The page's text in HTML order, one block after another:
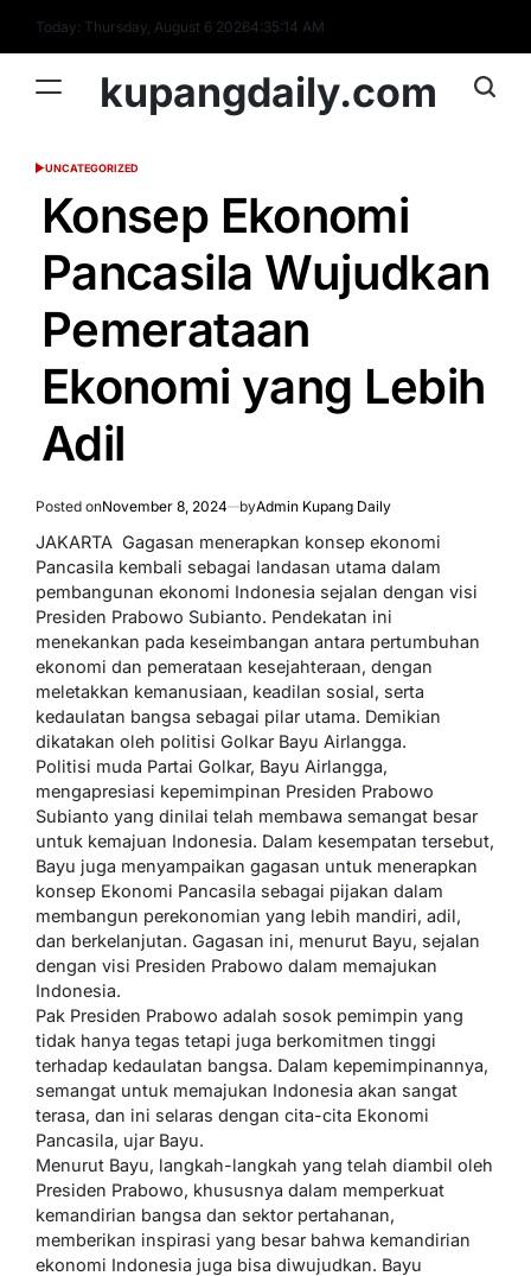
content
Today: Thursday, August 6 20264:35:15 AM
kupangdaily.com
POSTED
UNCATEGORIZED
Konsep Ekonomi
Pancasila Wujudkan
Pemerataan
Ekonomi yang Lebih
Adil
Posted onNovember 8, 2024 byAdmin Kupang Daily
JAKARTA  Gagasan menerapkan konsep ekonomi
Pancasila kembali sebagai landasan utama dalam
pembangunan ekonomi Indonesia sejalan dengan visi
Presiden Prabowo Subianto. Pendekatan ini
menekankan pada keseimbangan antara pertumbuhan
ekonomi dan pemerataan kesejahteraan, dengan
meletakkan kemanusiaan, keadilan sosial, serta
kedaulatan bangsa sebagai pilar utama. Demikian
dikatakan oleh politisi Golkar Bayu Airlangga.
Politisi muda Partai Golkar, Bayu Airlangga,
mengapresiasi kepemimpinan Presiden Prabowo
Subianto yang dinilai telah membawa semangat besar
untuk kemajuan Indonesia. Dalam kesempatan tersebut,
Bayu juga menyampaikan gagasan untuk menerapkan
konsep Ekonomi Pancasila sebagai pijakan dalam
membangun perekonomian yang lebih mandiri, adil,
dan berkelanjutan. Gagasan ini, menurut Bayu, sejalan
dengan visi Presiden Prabowo dalam memajukan
Indonesia.
Pak Presiden Prabowo adalah sosok pemimpin yang
tidak hanya tegas tetapi juga berkomitmen tinggi
terhadap kedaulatan bangsa. Dalam kepemimpinannya,
semangat untuk memajukan Indonesia akan sangat
terasa, dan ini selaras dengan cita-cita Ekonomi
Pancasila, ujar Bayu.
Menurut Bayu, langkah-langkah yang telah diambil oleh
Presiden Prabowo, khususnya dalam memperkuat
kemandirian bangsa dan sektor pertahanan,
memberikan inspirasi yang besar bahwa kemandirian
ekonomi Indonesia juga bisa diwujudkan. Bayu